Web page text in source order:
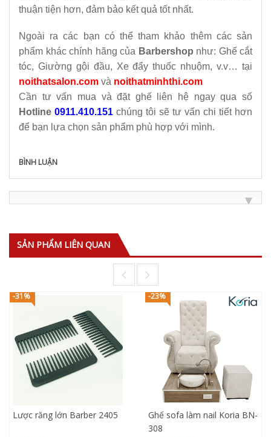
thuận tiện hơn, đảm bảo kết quả tốt nhất.
Ngoài ra các bạn có thể tham khảo thêm các sản
phẩm khác chính hãng của Barbershop như: Ghế cắt
tóc, Giường gội đầu, Xe đẩy thuốc nhuộm, v.v… tại
noithatsalon.com và noithatminhthi.com
Cần tư vấn mua và đặt ghế liên hệ ngay qua số
Hotline 0911.410.151 chúng tôi sẽ tư vấn chi tiết hơn
để bạn lựa chọn sản phẩm phù hợp với mình.
BÌNH LUẬN
SẢN PHẨM LIÊN QUAN
-31%
Lược răng lớn Barber 2405
-23%
Ghế sofa làm nail Koria BN-
308